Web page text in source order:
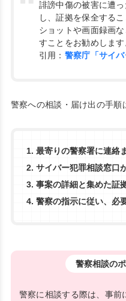
誹謗中傷の被害に遭
し、証拠を保全する
ショットや画面録画
すことをお勧めします
引用： 警察庁「サイバ
警察への相談・届け出の手順
最寄りの警察署に連絡
サイバー犯罪相談窓口
事案の詳細と集めた証
警察の指示に従い、必
警察相談の
警察に相談する際は、事前